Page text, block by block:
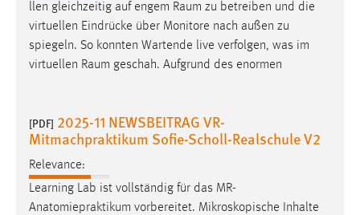
llen gleichzeitig auf engem Raum zu betreiben und die
virtuellen Eindrücke über Monitore nach außen zu
spiegeln. So konnten Wartende live verfolgen, was im
virtuellen Raum geschah. Aufgrund des enormen
[PDF] 2025-11 NEWSBEITRAG VR-
Mitmachpraktikum Sofie-Scholl-Realschule V2
Relevance:
Learning Lab ist vollständig für das MR-
Anatomiepraktikum vorbereitet. Mikroskopische Inhalte